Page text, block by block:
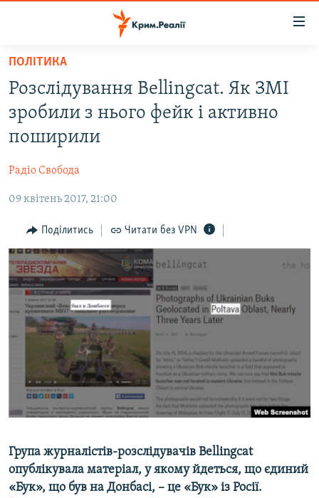
Перейти
основного
матеріалу
Перейти
до
основної
Перейти
пошуку
ВОДА.КРИМ
ВІДЕО ТА ФОТО
БЛОГИ
ПОГЛЯД
ІНТЕРВ'Ю
ВСЕ ЗА ДЕНЬ
СПЕЦПРОЕКТИ
ДЕПОРТАЦІЯ
ВІДЕОУРОКИ «ELIFBE»
СВІДЧЕННЯ ОКУПАЦІЇ
УКРАЇНСЬКА ПРОБЛЕМА КРИМУ
ІНФОГРАФІКА
ЯК ОБІЙТИ БЛОКУВАННЯ
Русский
Qırımtatar
ДОЛУЧАЙСЯ!
Усі сайти RFE/RL
ПОЛІТИКА
Розслідування Bellingcat. Як ЗМІ
зробили з нього фейк і активно
поширили
Радіо Свобода
09 квітень 2017, 21:00
Поділитись Читати без VPN
Група журналістів-розслідувачів Bellingcat
опублікувала матеріал, у якому йдеться, що єдиний
«Бук», що був на Донбасі, – це «Бук» із Росії.